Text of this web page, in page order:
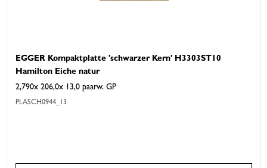
EGGER Kompaktplatte 'schwarzer Kern' H3303ST10
Hamilton Eiche natur
2,790x 206,0x 13,0 paarw. GP
PLASCH0944_13